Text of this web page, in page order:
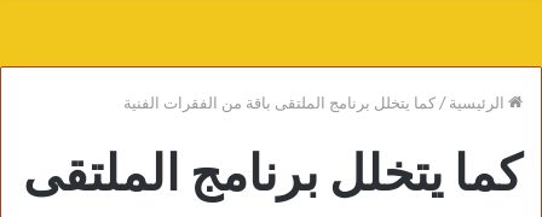
الرئيسية/كما يتخلل برنامج الملتقى باقة من الفقرات الفنية
كما يتخلل برنامج الملتقى